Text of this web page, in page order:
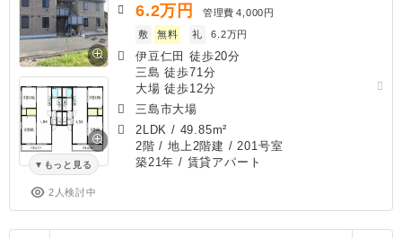
もっと見る
2人検討中
6.2万円 管理費 4,000円
敷
無料 礼 6.2万円
伊豆仁田 徒歩20分
三島 徒歩71分
大場 徒歩12分
三島市大場
2LDK / 49.85m²
2階 / 地上2階建 / 201号室
築21年 / 賃貸アパート